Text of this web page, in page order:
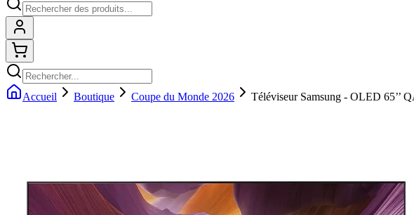
Accueil Boutique Coupe du Monde 2026 Téléviseur Samsung - OLED 65’’